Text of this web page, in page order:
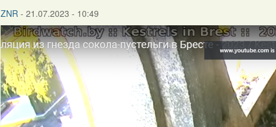
ZNR - 21.07.2023 - 10:49